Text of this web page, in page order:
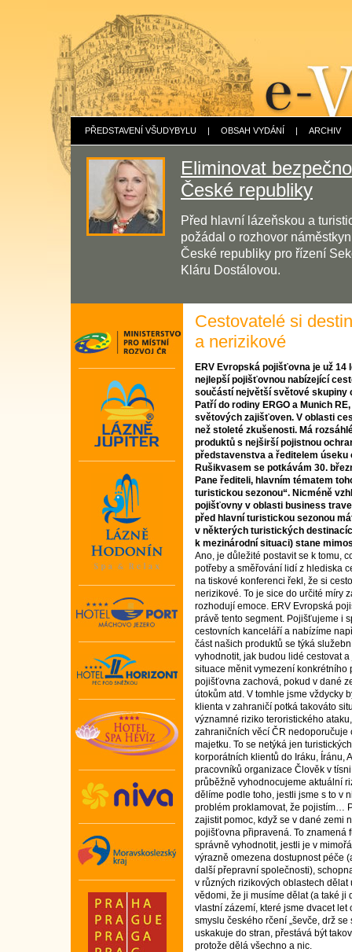
PŘEDSTAVENÍ VŠUDYBYLU | OBSAH VYDÁNÍ | ARCHIV
Eliminovat
České republiky
Před hlavní lázeňskou a
požádal o rozhovor
České republiky pro řízení
Kláru Dostálovou.
Cestovatelé si
a nerizikové
ERV Evropská pojišťovna je už 14
nejlepší pojišťovnou nabízející
součástí největší světové skupiny
Patří do rodiny ERGO a Munich
světových zajišťoven. V oblasti
než stoleté zkušenosti. Má
produktů s nejširší pojistnou
představenstva a ředitelem úseku
Rušikvasem se potkávám 30.
Pane řediteli, hlavním tématem
turistickou sezonou“. Nicméně
pojišťovny v oblasti business
před hlavní turistickou sezonou
v některých turistických
k mezinárodní situaci) stane
Ano, je důležité postavit se k tomu,
potřeby a směřování lidí z hlediska
na tiskové konferenci řekl, že si
nerizikové. To je sice do určité míry
rozhodují emoce. ERV Evropská
právě tento segment. Pojišťujeme i
cestovních kanceláří a nabízíme
část našich produktů se týká
vyhodnotit, jak budou lidé cestovat
situace měnit vymezení konkrétního
pojišťovna zachová, pokud v dané
útokům atd. V tomhle jsme vždycky
klienta v zahraničí potká takováto
významné riziko teroristického
zahraničních věcí ČR nedoporučuje
majetku. To se netýká jen
korporátních klientů do Iráku, Íránu,
pracovníků organizace Člověk v
průběžně vyhodnocujeme aktuální
dělíme podle toho, jestli jsme s to v
problém proklamovat, že pojistím…
zajistit pomoc, když se v dané zemi
pojišťovna připravená. To znamená
správně vyhodnotit, jestli je v
výrazně omezena dostupnost péče
další přepravní společnosti),
v různých rizikových oblastech
vědomi, že ji musíme dělat (a také ji
vlastní zázemí, které jsme dvacet
smyslu českého rčení „ševče, drž
uskakuje do stran, přestává být
protože dělá všechno a nic.